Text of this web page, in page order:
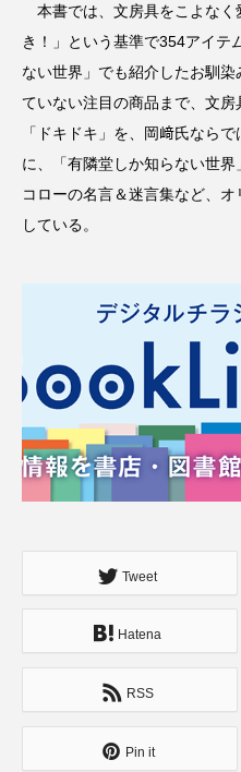
本書では、文房具をこよなく
き！」という基準で354アイテ
ない世界」でも紹介したお馴
ていない注目の商品まで、文房
「ドキドキ」を、岡﨑氏なら
に、「有隣堂しか知らない世
コローの名言＆迷言集など、
している。
Tweet
Hatena
RSS
Pin it